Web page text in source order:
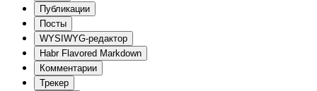
Публикации
Посты
WYSIWYG-редактор
Habr Flavored Markdown
Комментарии
Трекер